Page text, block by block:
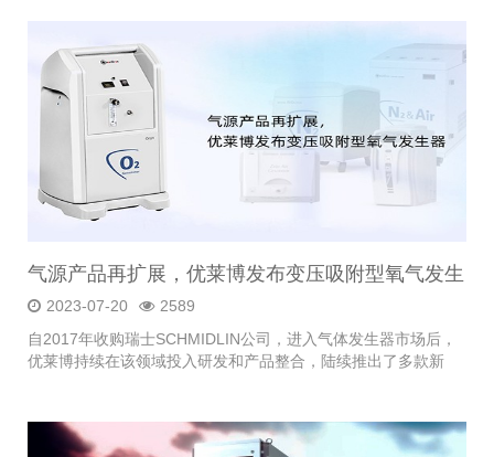
气源产品再扩展，优莱博发布变压吸附型氧气发生
器 2023-07-20
2589
自2017年收购瑞士SCHMIDLIN公司，进入气体发生器市场后，
优莱博持续在该领域投入研发和产品整合，陆续推出了多款新